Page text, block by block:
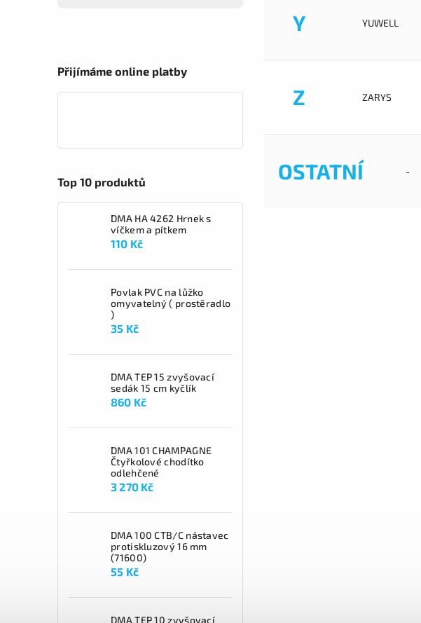
Přijímáme online platby
Top 10 produktů
DMA HA 4262 Hrnek s
víčkem a pítkem
110 Kč
Povlak PVC na lůžko
omyvatelný ( prostěradlo
)
35 Kč
DMA TEP 15 zvyšovací
sedák 15 cm kyčlík
860 Kč
DMA 101 CHAMPAGNE
Čtyřkolové chodítko
odlehčené
3 270 Kč
DMA 100 CTB/C nástavec
protiskluzový 16 mm
(71600)
55 Kč
DMA TEP 10 zvyšovací
Y YUWELL
Z ZARYS
OSTATNÍ -